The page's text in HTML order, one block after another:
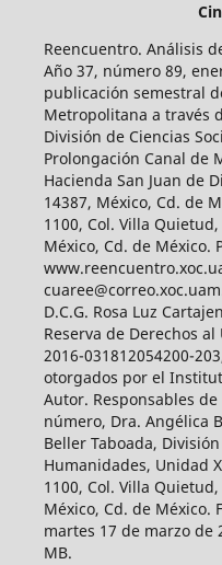
Reencuentro. Análisis
Año 37, número 89,
publicación semestral
Metropolitana a través
División de Ciencias
Prolongación Canal de
Hacienda San Juan de
14387, México, Cd. de
1100, Col. Villa
México, Cd. de México.
D.C.G. Rosa Luz
Reserva de Derechos
2016-031812054200-
otorgados por el
Autor. Responsables
número, Dra. Angélica
Beller Taboada,
Humanidades, Unidad
1100, Col. Villa
México, Cd. de México.
martes 17 de marzo de
MB.